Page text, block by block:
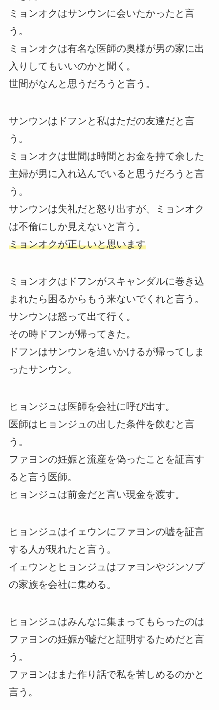
ミョンオクはサンウンに会いたかったと言
う。
ミョンオクは有名な医師の奥様が男の家に出
入りしてもいいのかと聞く。
世間がなんと思うだろうと言う。
サンウンはドフンと私はただの友達だと言
う。
ミョンオクは世間は時間とお金を持て余した
主婦が男に入れ込んでいると思うだろうと言
う。
サンウンは失礼だと怒り出すが、ミョンオク
は不倫にしか見えないと言う。
ミョンオクが正しいと思います
ミョンオクはドフンがスキャンダルに巻き込
まれたら困るからもう来ないでくれと言う。
サンウンは怒って出て行く。
その時ドフンが帰ってきた。
ドフンはサンウンを追いかけるが帰ってしま
ったサンウン。
ヒョンジュは医師を会社に呼び出す。
医師はヒョンジュの出した条件を飲むと言
う。
ファヨンの妊娠と流産を偽ったことを証言す
ると言う医師。
ヒョンジュは前金だと言い現金を渡す。
ヒョンジュはイェウンにファヨンの嘘を証言
する人が現れたと言う。
イェウンとヒョンジュはファヨンやジンソプ
の家族を会社に集める。
ヒョンジュはみんなに集まってもらったのは
ファヨンの妊娠が嘘だと証明するためだと言
う。
ファヨンはまた作り話で私を苦しめるのかと
言う。